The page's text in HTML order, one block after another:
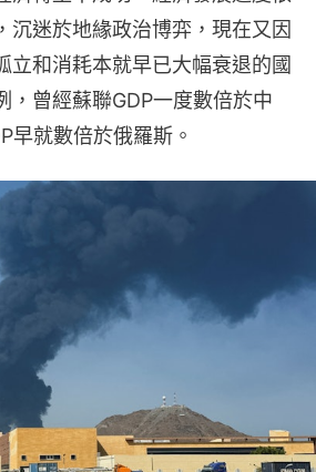
沉迷於地緣政治博弈，現在又因
立和消耗本就早已大幅衰退的國
，曾經蘇聯GDP一度數倍於中
早就數倍於俄羅斯。